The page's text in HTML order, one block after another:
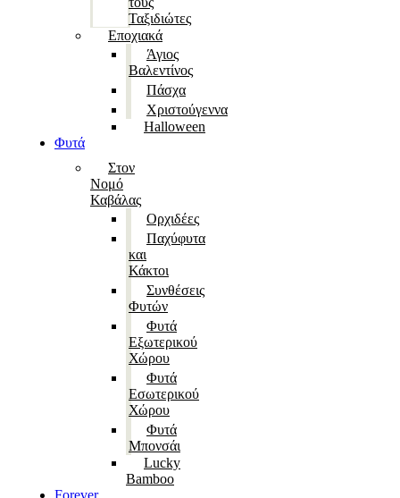
Ταξιδιώτες
Εποχιακά
Άγιος
Βαλεντίνος
Πάσχα
Χριστούγεννα
Halloween
Φυτά
Στον
Νομό
Καβάλας
Ορχιδέες
Παχύφυτα
και
Κάκτοι
Συνθέσεις
Φυτών
Φυτά
Εξωτερικού
Χώρου
Φυτά
Εσωτερικού
Χώρου
Φυτά
Μπονσάι
Lucky
Bamboo
Forever